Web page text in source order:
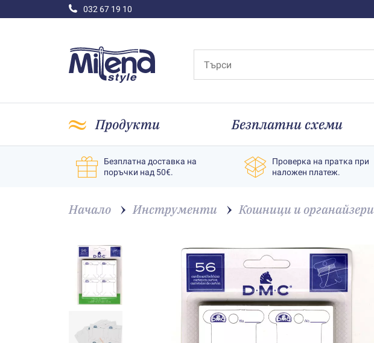
032 67 19 10
Продукти Безплатни схеми
Безплатна доставка на
поръчки над 50€.
Проверка на пратка при
наложен платеж.
Начало Инструменти Кошници и органайзери